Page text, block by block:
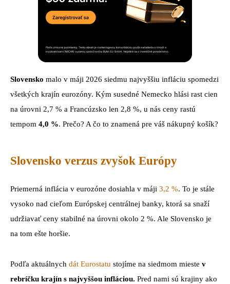
Slovensko malo v máji 2026 siedmu najvyššiu infláciu spomedzi
všetkých krajín eurozóny. Kým susedné Nemecko hlási rast cien
na úrovni 2,7 % a Francúzsko len 2,8 %, u nás ceny rastú
tempom 4,0 %. Prečo? A čo to znamená pre váš nákupný košík?
Slovensko verzus zvyšok Európy
Priemerná inflácia v eurozóne dosiahla v máji 3,2 %. To je stále
vysoko nad cieľom Európskej centrálnej banky, ktorá sa snaží
udržiavať ceny stabilné na úrovni okolo 2 %. Ale Slovensko je
na tom ešte horšie.
Podľa aktuálnych dát Eurostatu stojíme na siedmom mieste v
rebríčku krajín s najvyššou infláciou. Pred nami sú krajiny ako